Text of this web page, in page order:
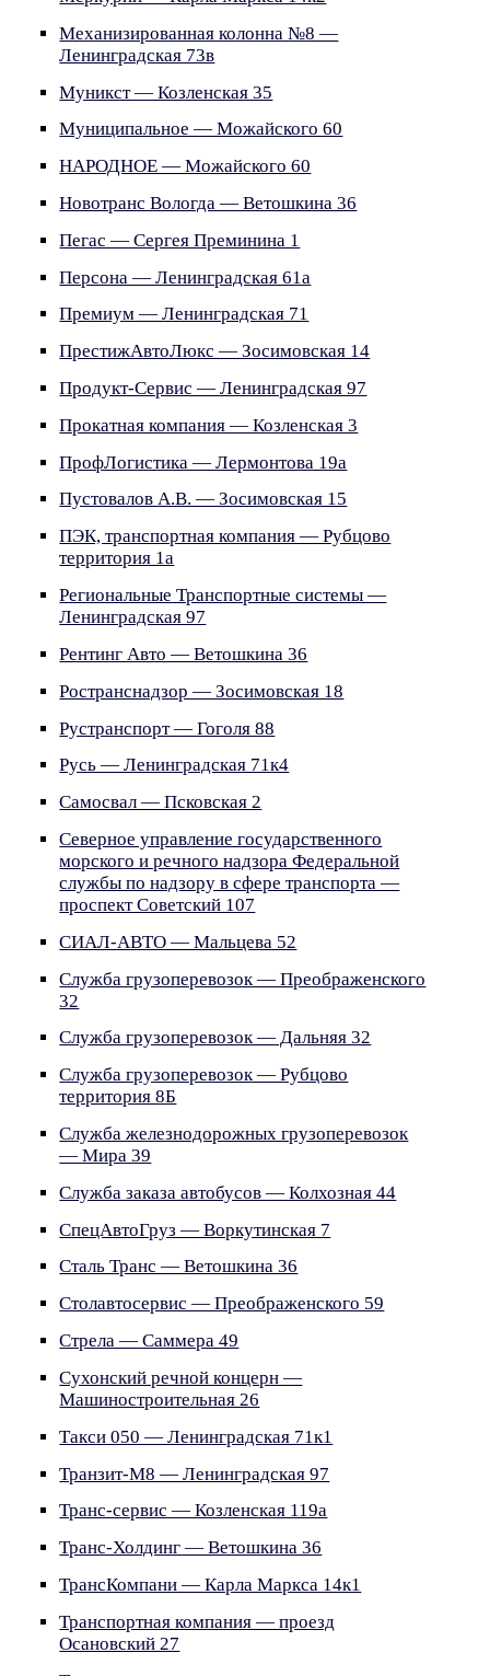
Механизированная колонна №8 —
Ленинградская 73в
Муникст — Козленская 35
Муниципальное — Можайского 60
НАРОДНОЕ — Можайского 60
Новотранс Вологда — Ветошкина 36
Пегас — Сергея Преминина 1
Персона — Ленинградская 61а
Премиум — Ленинградская 71
ПрестижАвтоЛюкс — Зосимовская 14
Продукт-Сервис — Ленинградская 97
Прокатная компания — Козленская 3
ПрофЛогистика — Лермонтова 19а
Пустовалов А.В. — Зосимовская 15
ПЭК, транспортная компания — Рубцово
территория 1а
Региональные Транспортные системы —
Ленинградская 97
Рентинг Авто — Ветошкина 36
Ространснадзор — Зосимовская 18
Рустранспорт — Гоголя 88
Русь — Ленинградская 71к4
Самосвал — Псковская 2
Северное управление государственного
морского и речного надзора Федеральной
службы по надзору в сфере транспорта —
проспект Советский 107
СИАЛ-АВТО — Мальцева 52
Служба грузоперевозок — Преображенского
32
Служба грузоперевозок — Дальняя 32
Служба грузоперевозок — Рубцово
территория 8Б
Служба железнодорожных грузоперевозок
— Мира 39
Служба заказа автобусов — Колхозная 44
СпецАвтоГруз — Воркутинская 7
Сталь Транс — Ветошкина 36
Столавтосервис — Преображенского 59
Стрела — Саммера 49
Сухонский речной концерн —
Машиностроительная 26
Такси 050 — Ленинградская 71к1
Транзит-М8 — Ленинградская 97
Транс-сервис — Козленская 119а
Транс-Холдинг — Ветошкина 36
ТрансКомпани — Карла Маркса 14к1
Транспортная компания — проезд
Осановский 27